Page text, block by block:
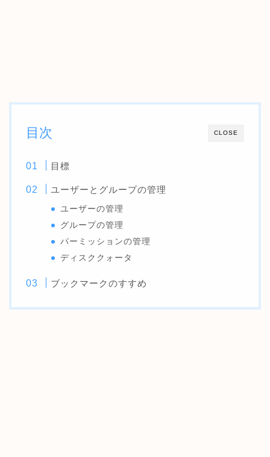
CLOSE
目次
目標
ユーザーとグループの管理
ユーザーの管理
グループの管理
パーミッションの管理
ディスククォータ
ブックマークのすすめ